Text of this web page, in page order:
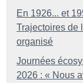
En 1926... et
Trajectoires de
organisé
Journées
2026 : « Nous